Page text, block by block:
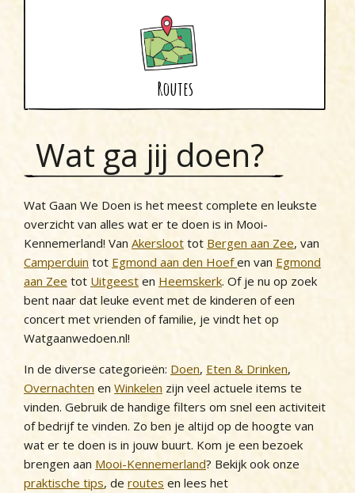
Routes
Wat ga jij doen?
Wat Gaan We Doen is het meest complete en leukste
overzicht van alles wat er te doen is in Mooi-
Kennemerland! Van Akersloot tot Bergen aan Zee, van
Camperduin tot Egmond aan den Hoefen van Egmond
aan Zee tot Uitgeest en Heemskerk. Of je nu op zoek
bent naar dat leuke event met de kinderen of een
concert met vrienden of familie, je vindt het op
Watgaanwedoen.nl!
In de diverse categorieën: Doen, Eten & Drinken,
Overnachten en Winkelen zijn veel actuele items te
vinden. Gebruik de handige filters om snel een activiteit
of bedrijf te vinden. Zo ben je altijd op de hoogte van
wat er te doen is in jouw buurt. Kom je een bezoek
brengen aan Mooi-Kennemerland? Bekijk ook onze
praktische tips, de routes en lees het